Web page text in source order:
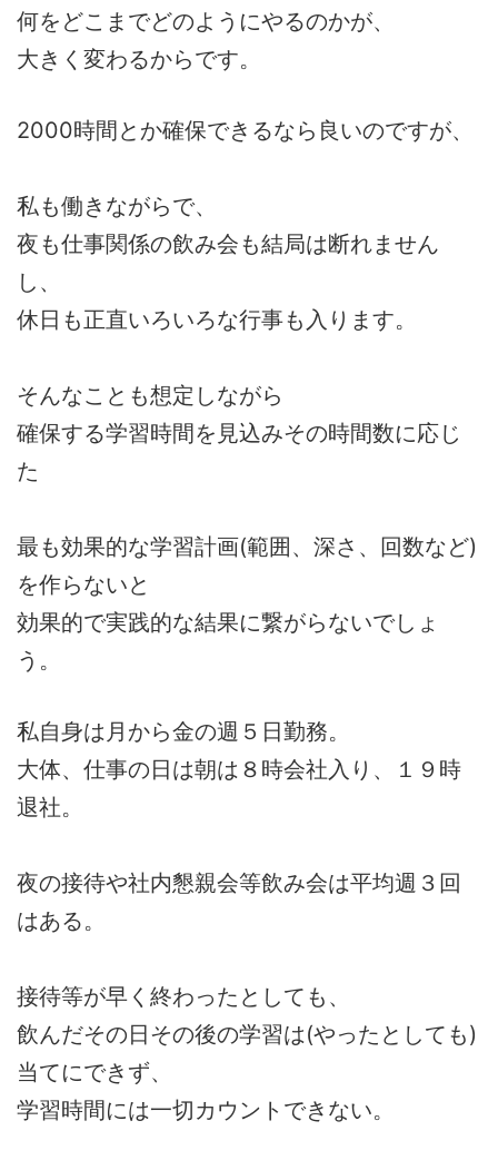
何をどこまでどのようにやるのかが、
大きく変わるからです。
2000時間とか確保できるなら良いのですが、
私も働きながらで、
夜も仕事関係の飲み会も結局は断れません
し、
休日も正直いろいろな行事も入ります。
そんなことも想定しながら
確保する学習時間を見込みその時間数に応じ
た
最も効果的な学習計画(範囲、深さ、回数など)
を作らないと
効果的で実践的な結果に繋がらないでしょ
う。
私自身は月から金の週５日勤務。
大体、仕事の日は朝は８時会社入り、１９時
退社。
夜の接待や社内懇親会等飲み会は平均週３回
はある。
接待等が早く終わったとしても、
飲んだその日その後の学習は(やったとしても)
当てにできず、
学習時間には一切カウントできない。